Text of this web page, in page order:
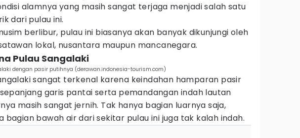
alamnya yang masih sangat terjaga menjadi salah satu
dari pulau ini.
berlibur, pulau ini biasanya akan banyak dikunjungi oleh
lokal, nusantara maupun mancanegara.
Pulau Sangalaki
dengan pasir putihnya (derawan.indonesia-tourism.com)
sangat terkenal karena keindahan hamparan pasir
garis pantai serta pemandangan indah lautan
masih sangat jernih. Tak hanya bagian luarnya saja,
bagian bawah air dari sekitar pulau ini juga tak kalah indah.